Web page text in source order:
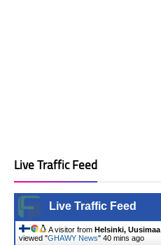
Live Traffic Feed
Live Traffic Feed
A visitor from Helsinki, Uusimaa
viewed "GHAWY News" 40 mins ago